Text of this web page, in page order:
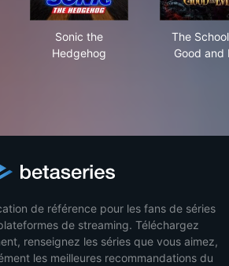
Sonic the
Hedgehog
The
Good and
de référence pour les fans de séries
de streaming. Téléchargez
renseignez les séries que vous aimez,
les meilleures recommandations du